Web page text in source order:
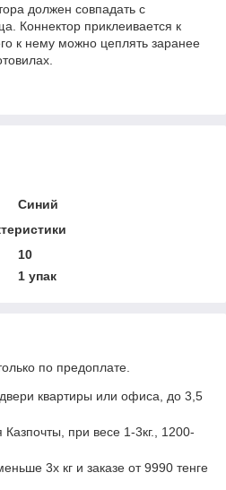
должен совпадать с
Коннектор приклеивается к
к нему можно цеплять заранее
Синий
10
1 упак
по предоплате.
квартиры или офиса, до 3,5
Казпочты, при весе 1-3кг., 1200-
3х кг и заказе от 9990 тенге